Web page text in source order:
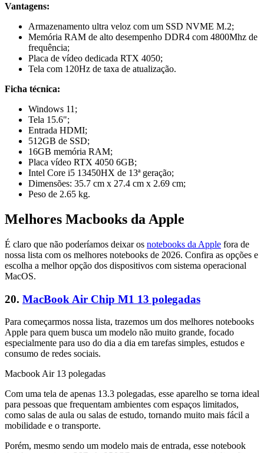
Vantagens:
Armazenamento ultra veloz com um SSD NVME M.2;
Memória RAM de alto desempenho DDR4 com 4800Mhz de
frequência;
Placa de vídeo dedicada RTX 4050;
Tela com 120Hz de taxa de atualização.
Ficha técnica:
Windows 11;
Tela 15.6";
Entrada HDMI;
512GB de SSD;
16GB memória RAM;
Placa vídeo RTX 4050 6GB;
Intel Core i5 13450HX de 13ª geração;
Dimensões: 35.7 cm x 27.4 cm x 2.69 cm;
Peso de 2.65 kg.
Melhores Macbooks da Apple
É claro que não poderíamos deixar os notebooks da Apple fora de
nossa lista com os melhores notebooks de 2026. Confira as opções e
escolha a melhor opção dos dispositivos com sistema operacional
MacOS.
20. MacBook Air Chip M1 13 polegadas
Para começarmos nossa lista, trazemos um dos melhores notebooks
Apple para quem busca um modelo não muito grande, focado
especialmente para uso do dia a dia em tarefas simples, estudos e
consumo de redes sociais.
Macbook Air 13 polegadas
Com uma tela de apenas 13.3 polegadas, esse aparelho se torna ideal
para pessoas que frequentam ambientes com espaços limitados,
como salas de aula ou salas de estudo, tornando muito mais fácil a
mobilidade e o transporte.
Porém, mesmo sendo um modelo mais de entrada, esse notebook